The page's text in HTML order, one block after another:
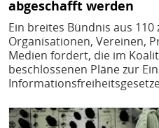
abgeschafft werden
Ein breites Bündnis aus
Organisationen, Vereinen,
Medien fordert, die im
beschlossenen Pläne zur
Bild